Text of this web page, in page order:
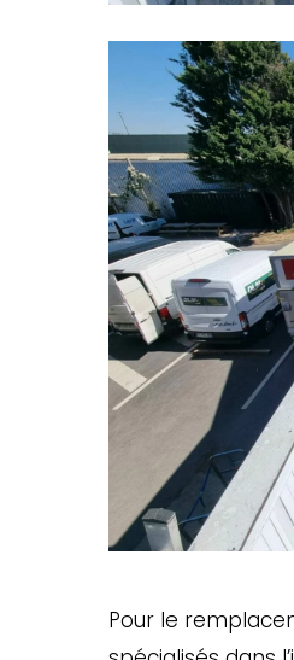
confort-
clim-
val-
de-
marne-
ventilation-
locaux-
commerciaux
Pour le